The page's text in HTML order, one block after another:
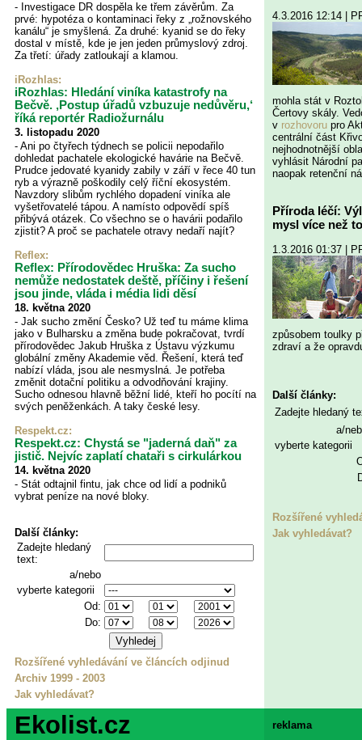
- Investigace DR dospěla ke třem závěrům. Za
prvé: hypotéza o kontaminaci řeky z „rožnovského
kanálu“ je smyšlená. Za druhé: kyanid se do řeky
dostal v místě, kde je jen jeden průmyslový zdroj.
Za třetí: úřady zatloukají a klamou.
iRozhlas:
iRozhlas: Hledání viníka katastrofy na
Bečvě. ‚Postup úřadů vzbuzuje nedůvěru,‘
říká reportér Radiožurnálu
3. listopadu 2020
- Ani po čtyřech týdnech se policii nepodařilo
dohledat pachatele ekologické havárie na Bečvě.
Prudce jedovaté kyanidy zabily v září v řece 40 tun
ryb a výrazně poškodily celý říční ekosystém.
Navzdory slibům rychlého dopadení viníka ale
vyšetřovatelé tápou. A namísto odpovědí spíš
přibývá otázek. Co všechno se o havárii podařilo
zjistit? A proč se pachatele otravy nedaří najít?
Reflex:
Reflex: Přírodovědec Hruška: Za sucho
nemůže nedostatek deště, příčiny i řešení
jsou jinde, vláda i média lidi děsí
18. května 2020
- Jak sucho změní Česko? Už teď tu máme klima
jako v Bulharsku a změna bude pokračovat, tvrdí
přírodovědec Jakub Hruška z Ústavu výzkumu
globální změny Akademie věd. Řešení, která teď
nabízí vláda, jsou ale nesmyslná. Je potřeba
změnit dotační politiku a odvodňování krajiny.
Sucho odnesou hlavně běžní lidé, kteří ho pocítí na
svých peněženkách. A taky české lesy.
Respekt.cz:
Respekt.cz: Chystá se "jaderná daň" za
jistič. Nejvíc zaplatí chataři s cirkulárkou
14. května 2020
- Stát odtajnil fintu, jak chce od lidí a podniků
vybrat peníze na nové bloky.
Další články:
Zadejte hledaný
text:
a/nebo
vyberte kategorii
Od:
Do:
Rozšířené vyhledávání ve článcích odjinud
Archiv 1999 - 2003
Jak vyhledávat?
4.3.2016 12:14 |
mohla stát v
Čertovy skály.
v rozhovoru pro
centrální část
nejhodnotnější
vyhlásit Národní
naopak retenční
Příroda léčí:
mysl více než
1.3.2016 01:37 |
způsobem toulky
zdraví a že
Další články:
Zadejte hledaný
a/
vyberte kategorii
Rozšířené
Jak vyhledávat?
Ekolist.cz reklama